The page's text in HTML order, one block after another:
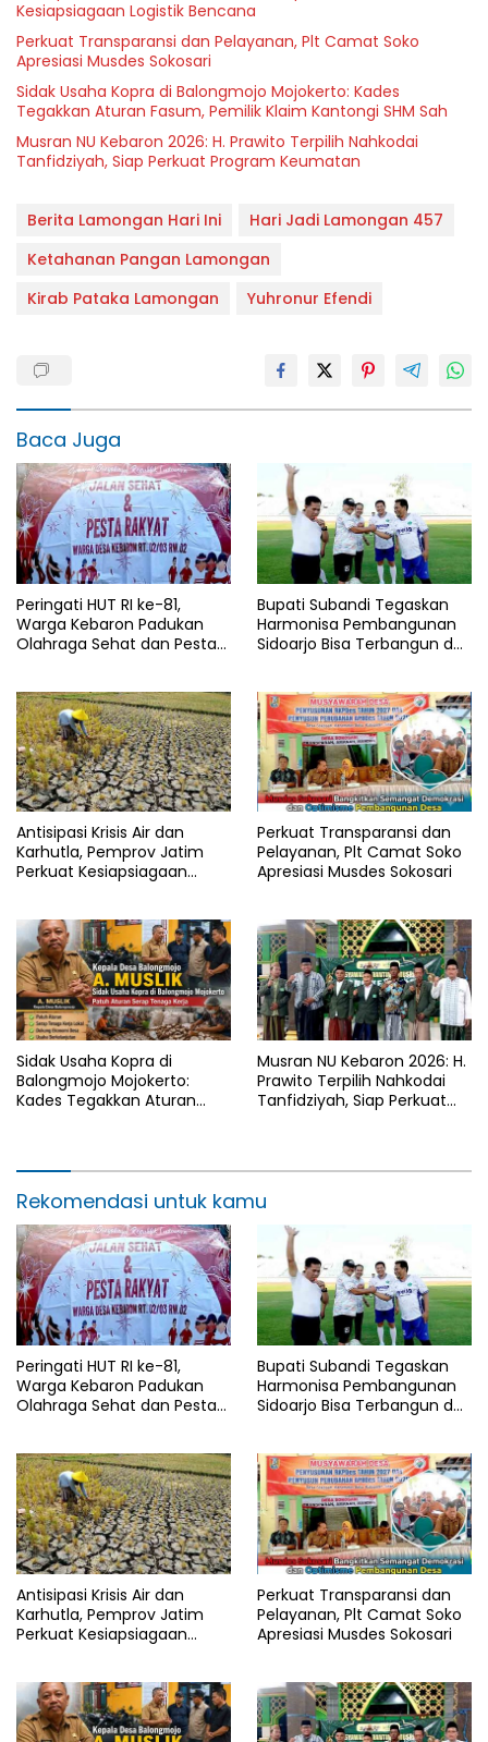
Kesiapsiagaan Logistik Bencana
Perkuat Transparansi dan Pelayanan, Plt Camat Soko
Apresiasi Musdes Sokosari
Sidak Usaha Kopra di Balongmojo Mojokerto: Kades
Tegakkan Aturan Fasum, Pemilik Klaim Kantongi SHM Sah
Musran NU Kebaron 2026: H. Prawito Terpilih Nahkodai
Tanfidziyah, Siap Perkuat Program Keumatan
Berita Lamongan Hari Ini
Hari Jadi Lamongan 457
Ketahanan Pangan Lamongan
Kirab Pataka Lamongan
Yuhronur Efendi
Baca Juga
Peringati HUT RI ke-81,
Warga Kebaron Padukan
Olahraga Sehat dan Pesta
Bupati Subandi Tegaskan
Harmonisa Pembangunan
Sidoarjo Bisa Terbangun dari
Antisipasi Krisis Air dan
Karhutla, Pemprov Jatim
Perkuat Kesiapsiagaan
Perkuat Transparansi dan
Pelayanan, Plt Camat Soko
Apresiasi Musdes Sokosari
Sidak Usaha Kopra di
Balongmojo Mojokerto:
Kades Tegakkan Aturan
Musran NU Kebaron 2026: H.
Prawito Terpilih Nahkodai
Tanfidziyah, Siap Perkuat
Rekomendasi untuk kamu
Peringati HUT RI ke-81,
Warga Kebaron Padukan
Olahraga Sehat dan Pesta
Bupati Subandi Tegaskan
Harmonisa Pembangunan
Sidoarjo Bisa Terbangun dari
Antisipasi Krisis Air dan
Karhutla, Pemprov Jatim
Perkuat Kesiapsiagaan
Perkuat Transparansi dan
Pelayanan, Plt Camat Soko
Apresiasi Musdes Sokosari